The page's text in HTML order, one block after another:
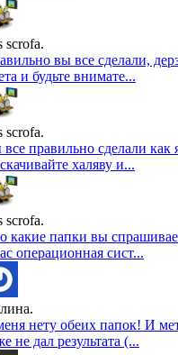
scrofa.
вы все сделали,
и будьте внимате...
scrofa.
правильно сделали как
халяву и...
scrofa.
какие папки вы
операционная сист...
нету обеих папок! И
не дал результата (...